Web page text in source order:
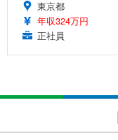
東京都
年収324万円
正社員